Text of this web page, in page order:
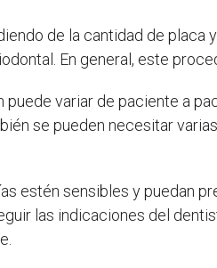
de la cantidad de
En general, este
variar de paciente a
se pueden necesitar
estén sensibles y puedan
las indicaciones del